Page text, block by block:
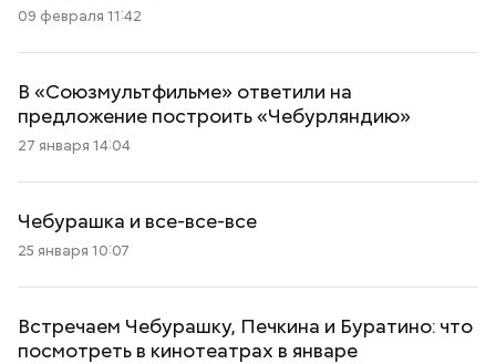
09 февраля 11:42
В «Союзмультфильме» ответили на
предложение построить «Чебурляндию»
27 января 14:04
Чебурашка и все-все-все
25 января 10:07
Встречаем Чебурашку, Печкина и Буратино: что
посмотреть в кинотеатрах в январе